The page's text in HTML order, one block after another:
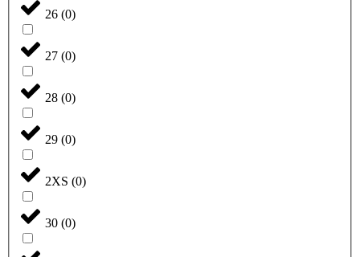
26 (0)
27 (0)
28 (0)
29 (0)
2XS (0)
30 (0)